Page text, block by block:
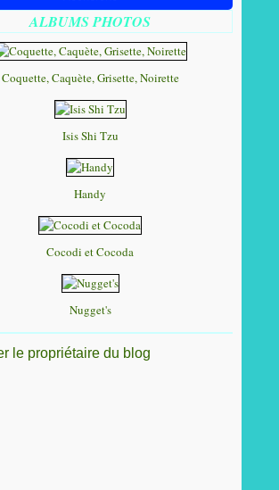
ALBUMS PHOTOS
Coquette, Caquète, Grisette, Noirette
Isis Shi Tzu
Handy
Cocodi et Cocoda
Nugget's
le propriétaire du blog